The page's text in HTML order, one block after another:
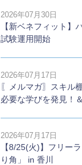
2026年07月30日
【新ベネフィット】
試験運用開始
2026年07月17日
〖メルマガ〗スキル
必要な学びを発見！
2026年07月17日
【8/25(火)】フリー
り角」 in 香川